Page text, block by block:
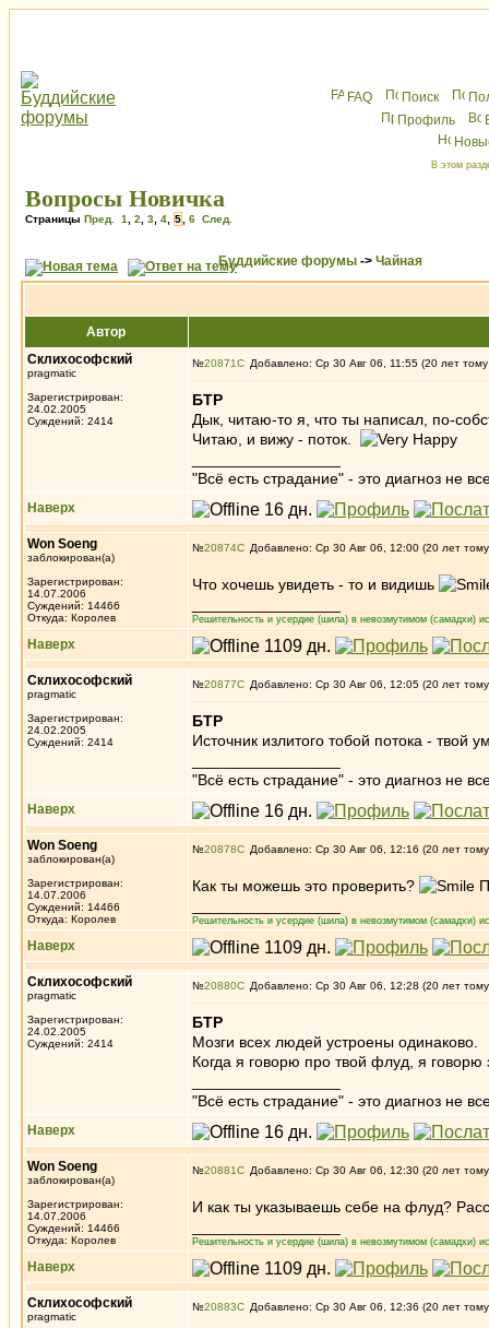
FAQ Поиск
Профиль
В этом
Вопросы Новичка
Страницы Пред. 1 2 3 4 5 6 След.
Буддийские форумы -> Чайная
Автор
Склихософский
pragmatic
Зарегистрирован:
24.02.2005
Суждений: 2414
№20871 Добавлено: Ср 30 Авг 06, 11:55 (20 лет
БТР
Дык, читаю-то я, что ты написал, по-
Читаю, и вижу - поток.
"Всё есть страдание" - это диагноз не
Наверх
Won Soeng
заблокирован(а)
Зарегистрирован:
14.07.2006
Суждений: 14466
Откуда: Королев
№20874 Добавлено: Ср 30 Авг 06, 12:00 (20 лет
Что хочешь увидеть - то и видишь
Решительность и усердие (шила) в невозмутимом (самадхи)
Наверх
Склихософский
pragmatic
Зарегистрирован:
24.02.2005
Суждений: 2414
№20877 Добавлено: Ср 30 Авг 06, 12:05 (20 лет
БТР
Источник излитого тобой потока -
"Всё есть страдание" - это диагноз не
Наверх
Won Soeng
заблокирован(а)
Зарегистрирован:
14.07.2006
Суждений: 14466
Откуда: Королев
№20878 Добавлено: Ср 30 Авг 06, 12:16 (20 лет
Как ты можешь это проверить?
Решительность и усердие (шила) в невозмутимом (самадхи)
Наверх
Склихософский
pragmatic
Зарегистрирован:
24.02.2005
Суждений: 2414
№20880 Добавлено: Ср 30 Авг 06, 12:28 (20 лет
БТР
Мозги всех людей устроены одинаково.
Когда я говорю про твой флуд, я
"Всё есть страдание" - это диагноз не
Наверх
Won Soeng
заблокирован(а)
Зарегистрирован:
14.07.2006
Суждений: 14466
Откуда: Королев
№20881 Добавлено: Ср 30 Авг 06, 12:30 (20 лет
И как ты указываешь себе на флуд?
Решительность и усердие (шила) в невозмутимом (самадхи)
Наверх
Склихософский
pragmatic
№20883 Добавлено: Ср 30 Авг 06, 12:36 (20 лет